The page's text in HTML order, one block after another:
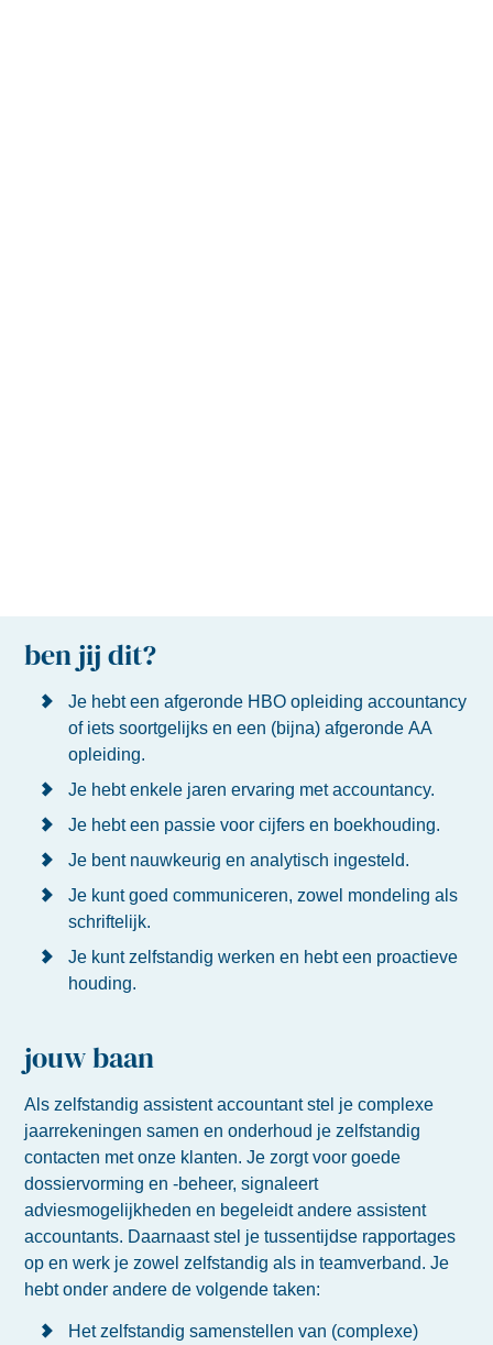
ben jij dit?
Je hebt een afgeronde HBO opleiding accountancy
of iets soortgelijks en een (bijna) afgeronde AA
opleiding.
Je hebt enkele jaren ervaring met accountancy.
Je hebt een passie voor cijfers en boekhouding.
Je bent nauwkeurig en analytisch ingesteld.
Je kunt goed communiceren, zowel mondeling als
schriftelijk.
Je kunt zelfstandig werken en hebt een proactieve
houding.
jouw baan
Als zelfstandig assistent accountant stel je complexe
jaarrekeningen samen en onderhoud je zelfstandig
contacten met onze klanten. Je zorgt voor goede
dossiervorming en -beheer, signaleert
adviesmogelijkheden en begeleidt andere assistent
accountants. Daarnaast stel je tussentijdse rapportages
op en werk je zowel zelfstandig als in teamverband. Je
hebt onder andere de volgende taken:
Het zelfstandig samenstellen van (complexe)